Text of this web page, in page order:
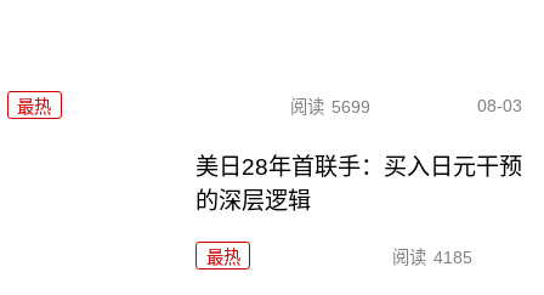
最热 阅读 5699 08-03
美日28年首联手：买入日元干预
的深层逻辑
最热 阅读 4185